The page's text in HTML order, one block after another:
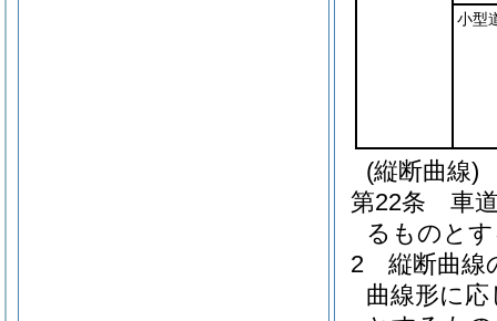
小型
(縦断曲線)
第22条
車
るものと
2
縦断曲線
曲線形に応